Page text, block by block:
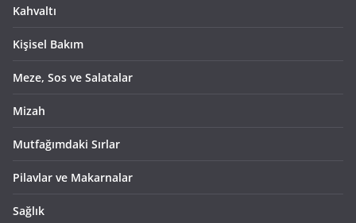
Kahvaltı
Kişisel Bakım
Meze, Sos ve Salatalar
Mizah
Mutfağımdaki Sırlar
Pilavlar ve Makarnalar
Sağlık